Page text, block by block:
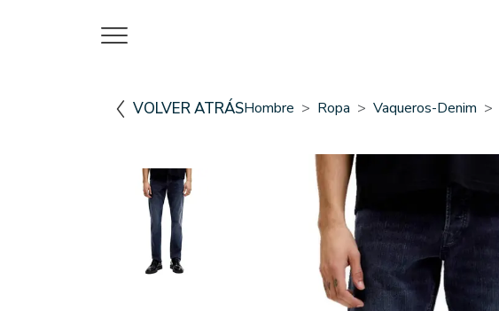
VOLVER ATRÁSHombre Ropa Vaqueros-Denim